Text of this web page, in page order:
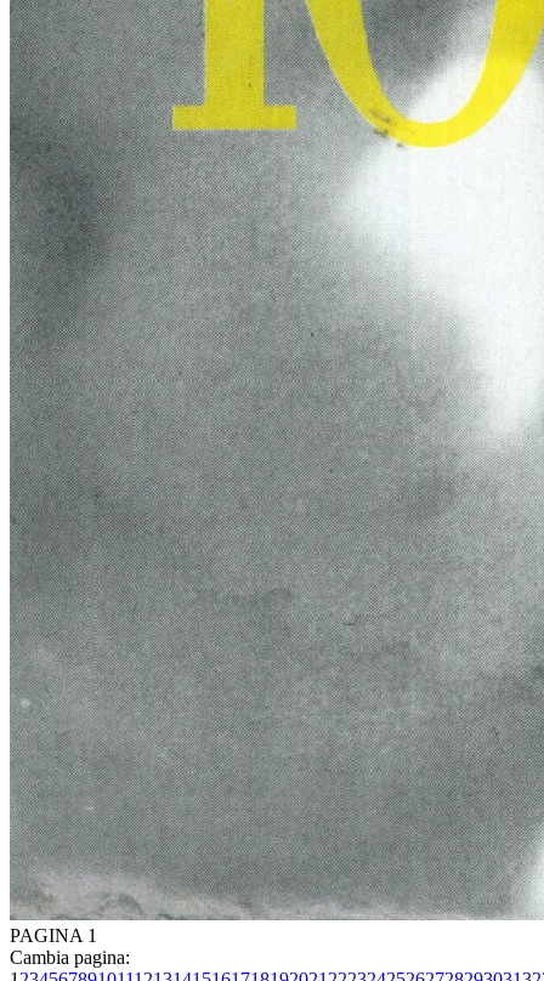
PAGINA 1
Cambia pagina: